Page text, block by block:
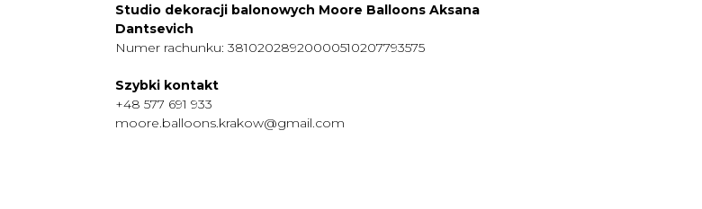
Studio dekoracji balonowych Moore Balloons Aksana
Dantsevich
Numer rachunku: 38102028920000510207793575
Szybki kontakt
+48 577 691 933
moore.balloons.krakow@gmail.com